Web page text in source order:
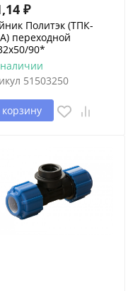
₽
Политэк (ТПК-
переходной
90*
51503250